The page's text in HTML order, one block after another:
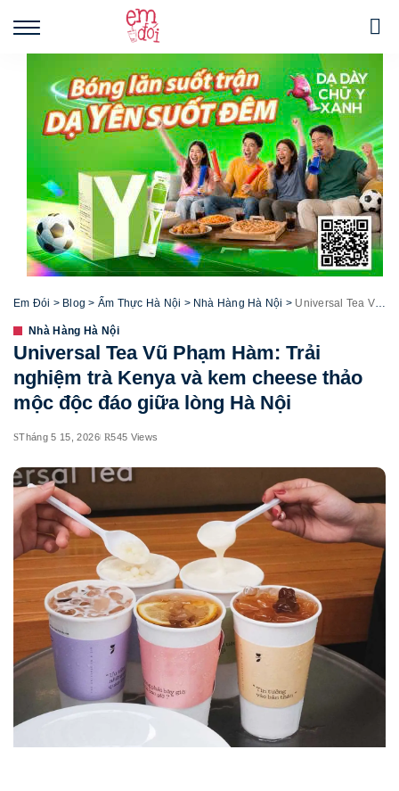
Em Đói > Blog > Ẩm Thực Hà Nội > Nhà Hàng Hà Nội > Universal Tea Vũ Phạm Hàm: Trải nghiệm trà Kenya và kem cheese thảo mộc độc đáo giữa lòng Hà Nội
Nhà Hàng Hà Nội
Universal Tea Vũ Phạm Hàm: Trải
nghiệm trà Kenya và kem cheese thảo
mộc độc đáo giữa lòng Hà Nội
Tháng 5 15, 2026 545 Views